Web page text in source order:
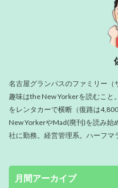
名古屋グランパスのファミリー（
趣味はthe New Yorkerを読むこと
をレンタカーで横断（復路は
New YorkerやMad(廃刊)を読み始
社に勤務。経営管理系。ハーフマ
月間アーカイブ